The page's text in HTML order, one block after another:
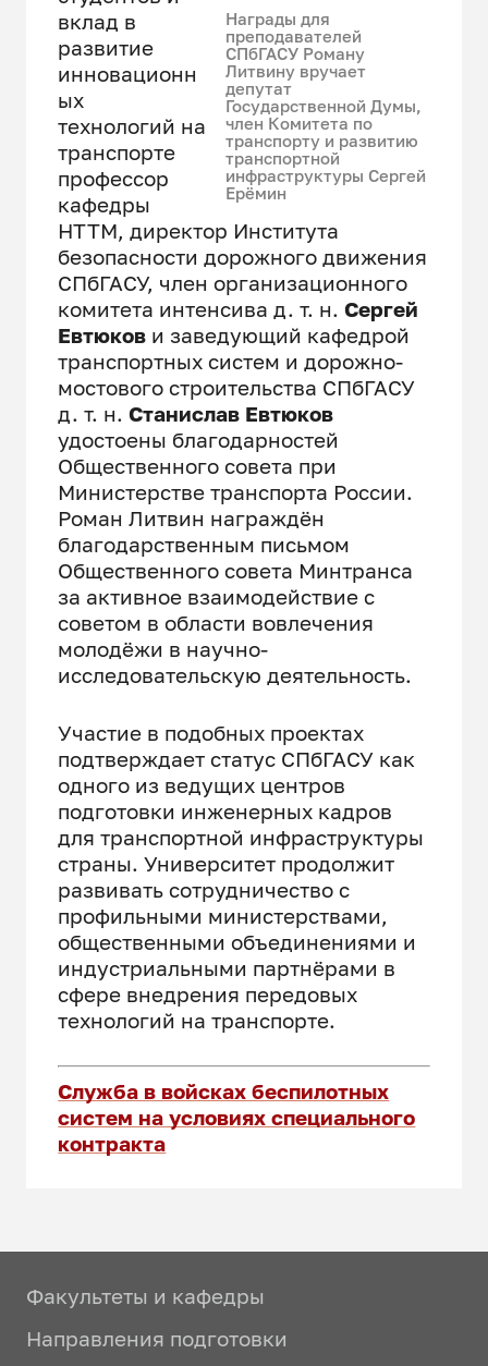
Награды для
преподавателей
СПбГАСУ Роману
Литвину вручает
депутат
Государственной Думы,
член Комитета по
транспорту и развитию
транспортной
инфраструктуры Сергей
Ерёмин
вклад в
развитие
инновационн
ых
технологий на
транспорте
профессор
кафедры
НТТМ, директор Института
безопасности дорожного движения
СПбГАСУ, член организационного
комитета интенсива д. т. н.Сергей
Евтюков и заведующий кафедрой
транспортных систем и дорожно-
мостового строительства СПбГАСУ
д. т. н.Станислав Евтюков
удостоены благодарностей
Общественного совета при
Министерстве транспорта России.
Роман Литвин награждён
благодарственным письмом
Общественного совета Минтранса
за активное взаимодействие с
советом в области вовлечения
молодёжи в научно-
исследовательскую деятельность.
Участие в подобных проектах
подтверждает статус СПбГАСУ как
одного из ведущих центров
подготовки инженерных кадров
для транспортной инфраструктуры
страны. Университет продолжит
развивать сотрудничество с
профильными министерствами,
общественными объединениями и
индустриальными партнёрами в
сфере внедрения передовых
технологий на транспорте.
Служба в войсках беспилотных
систем на условиях специального
контракта
Факультеты и кафедры
Направления подготовки